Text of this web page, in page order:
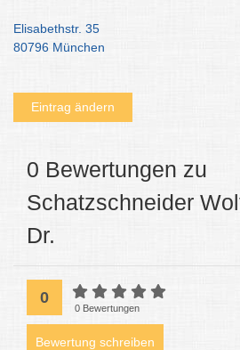
Elisabethstr. 35
80796 München
Eintrag ändern
0 Bewertungen zu
Schatzschneider
Dr.
0
0 Bewertungen
Bewertung schreiben